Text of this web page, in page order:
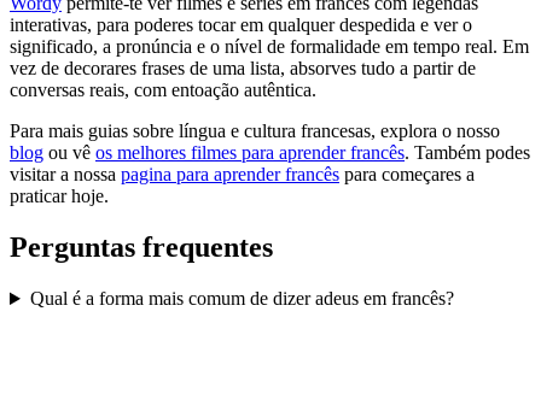
interativas, para poderes tocar em qualquer despedida e ver o
significado, a pronúncia e o nível de formalidade em tempo real. Em
vez de decorares frases de uma lista, absorves tudo a partir de
conversas reais, com entoação autêntica.
Para mais guias sobre língua e cultura francesas, explora o nosso
blog ou vê os melhores filmes para aprender francês. Também podes
visitar a nossa pagina para aprender francês para começares a
praticar hoje.
Perguntas frequentes
Qual é a forma mais comum de dizer adeus em francês?